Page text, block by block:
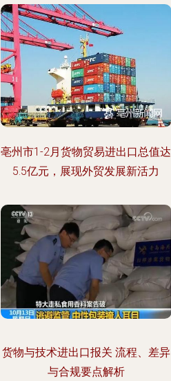
亳州市1-2月货物贸易进出口总值达
5.5亿元，展现外贸发展新活力
货物与技术进出口报关 流程、差异
与合规要点解析